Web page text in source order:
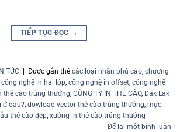
TIẾP TỤC ĐỌC →
TỨC Được gắn thẻ các loại nhãn phủ cào, chương
công nghệ in hai lớp, công nghệ in offset, công nghệ
thẻ cào trúng thưởng, CÔNG TY IN THẺ CÀO, Dak Lak
ở đâu?, dowload vector thẻ cào trúng thưởng, mực
thẻ cào đẹp, xưởng in thẻ cào trúng thưởng
Để lại một bình luận